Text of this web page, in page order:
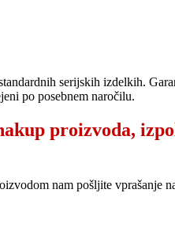
serijskih izdelkih.
po posebnem naročilu.
proizvoda,
nam pošljite vprašanje